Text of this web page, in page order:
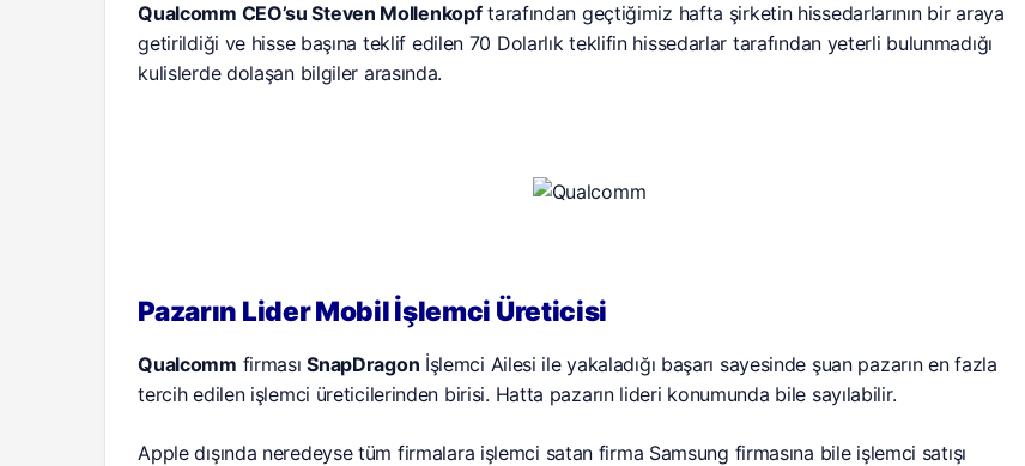
Qualcomm CEO’su Steven Mollenkopftarafından geçtiğimiz hafta şirketin hissedarlarının bir araya
getirildiği ve hisse başına teklif edilen 70 Dolarlık teklifin hissedarlar tarafından yeterli bulunmadığı
kulislerde dolaşan bilgiler arasında.
Pazarın Lider Mobil İşlemci Üreticisi
Qualcomm firmasıSnapDragon İşlemci Ailesi ile yakaladığı başarı sayesinde şuan pazarın en fazla
tercih edilen işlemci üreticilerinden birisi. Hatta pazarın lideri konumunda bile sayılabilir.
Apple dışında neredeyse tüm firmalara işlemci satan firma Samsung firmasına bile işlemci satışı